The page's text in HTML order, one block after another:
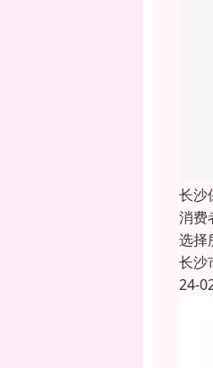
长沙
消费
选择
长沙
24-